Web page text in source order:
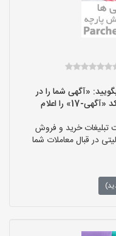
«آگهی شما را در
سایت «پارچه فروشی ها» دیده ام و کد «آگهی-17» را اعلام
تبلیغات خرید و فروش
در قبال معاملات شما